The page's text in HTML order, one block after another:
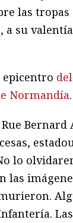
las tropas
a su
epicentro
Normandía
Bernard
lo
las